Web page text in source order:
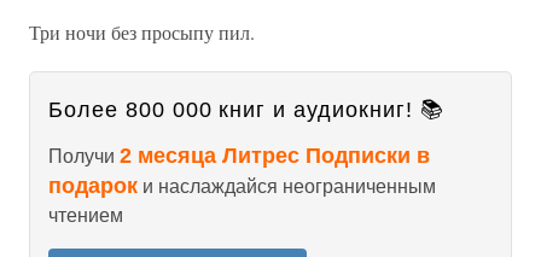
Три ночи без просыпу пил.
Более 800 000 книг и аудиокниг! 📚
Получи 2 месяца Литрес Подписки в
подарок и наслаждайся неограниченным
чтением